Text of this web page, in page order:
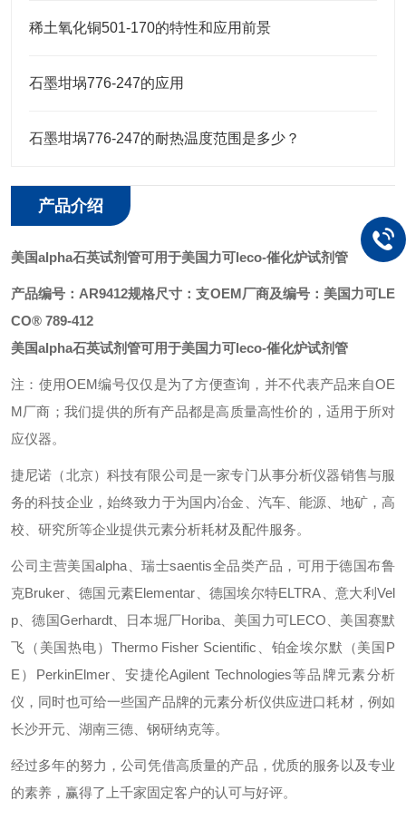
稀土氧化铜501-170的特性和应用前景
石墨坩埚776-247的应用
石墨坩埚776-247的耐热温度范围是多少？
产品介绍
美国alpha石英试剂管可用于美国力可leco-催化炉试剂管
产品编号：AR9412规格尺寸：支OEM厂商及编号：美国力可LE
CO® 789-412
美国alpha石英试剂管可用于美国力可leco-催化炉试剂管
注：使用OEM编号仅仅是为了方便查询，并不代表产品来自OE
M厂商；我们提供的所有产品都是高质量高性价的，适用于所对
应仪器。
捷尼诺（北京）科技有限公司是一家专门从事分析仪器销售与服
务的科技企业，始终致力于为国内冶金、汽车、能源、地矿，高
校、研究所等企业提供元素分析耗材及配件服务。
公司主营美国alpha、瑞士saentis全品类产品，可用于德国布鲁
克Bruker、德国元素Elementar、德国埃尔特ELTRA、意大利Vel
p、德国Gerhardt、日本堀厂Horiba、美国力可LECO、美国赛默
飞（美国热电）Thermo Fisher Scientific、铂金埃尔默（美国P
E）PerkinElmer、安捷伦Agilent Technologies等品牌元素分析
仪，同时也可给一些国产品牌的元素分析仪供应进口耗材，例如
长沙开元、湖南三德、钢研纳克等。
经过多年的努力，公司凭借高质量的产品，优质的服务以及专业
的素养，赢得了上千家固定客户的认可与好评。